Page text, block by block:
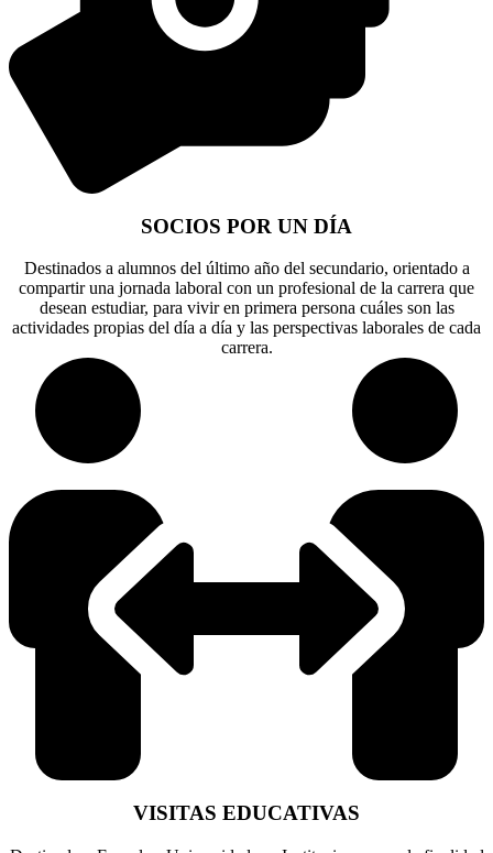
SOCIOS POR UN DÍA
Destinados a alumnos del último año del secundario, orientado a
compartir una jornada laboral con un profesional de la carrera que
desean estudiar, para vivir en primera persona cuáles son las
actividades propias del día a día y las perspectivas laborales de cada
carrera.
VISITAS EDUCATIVAS